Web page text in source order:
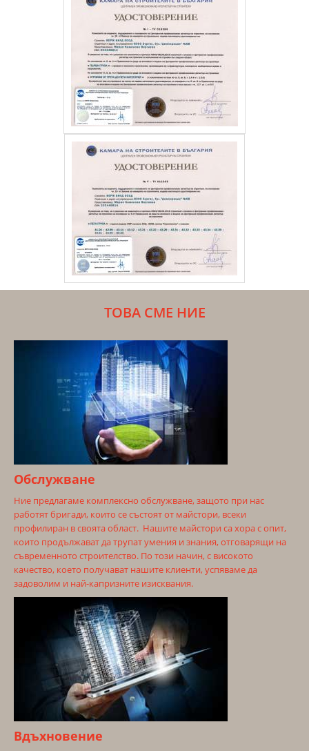
ТОВА СМЕ НИЕ
Обслужване
Ние предлагаме комплексно обслужване, защото при нас
работят бригади, които се състоят от майстори, всеки
профилиран в своята област. Нашите майстори са хора с опит,
които продължават да трупат умения и знания, отговарящи на
съвременното строителство. По този начин, с високото
качество, което получават нашите клиенти, успяваме да
задоволим и най-капризните изисквания.
Вдъхновение